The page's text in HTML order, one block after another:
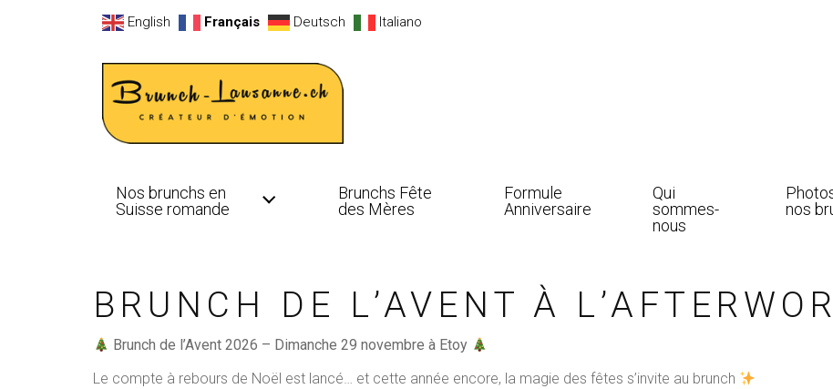
English Français Deutsch Italiano
Nos brunchs en
Suisse romande
Brunchs Fête
des Mères
Formule
Anniversaire
Qui
sommes-
nous
nos
BRUNCH DE L’AVENT À
Brunch de l’Avent 2026 – Dimanche 29 novembre à Etoy
Le compte à rebours de Noël est lancé… et cette année encore, la magie des fêtes s’invite au brunch